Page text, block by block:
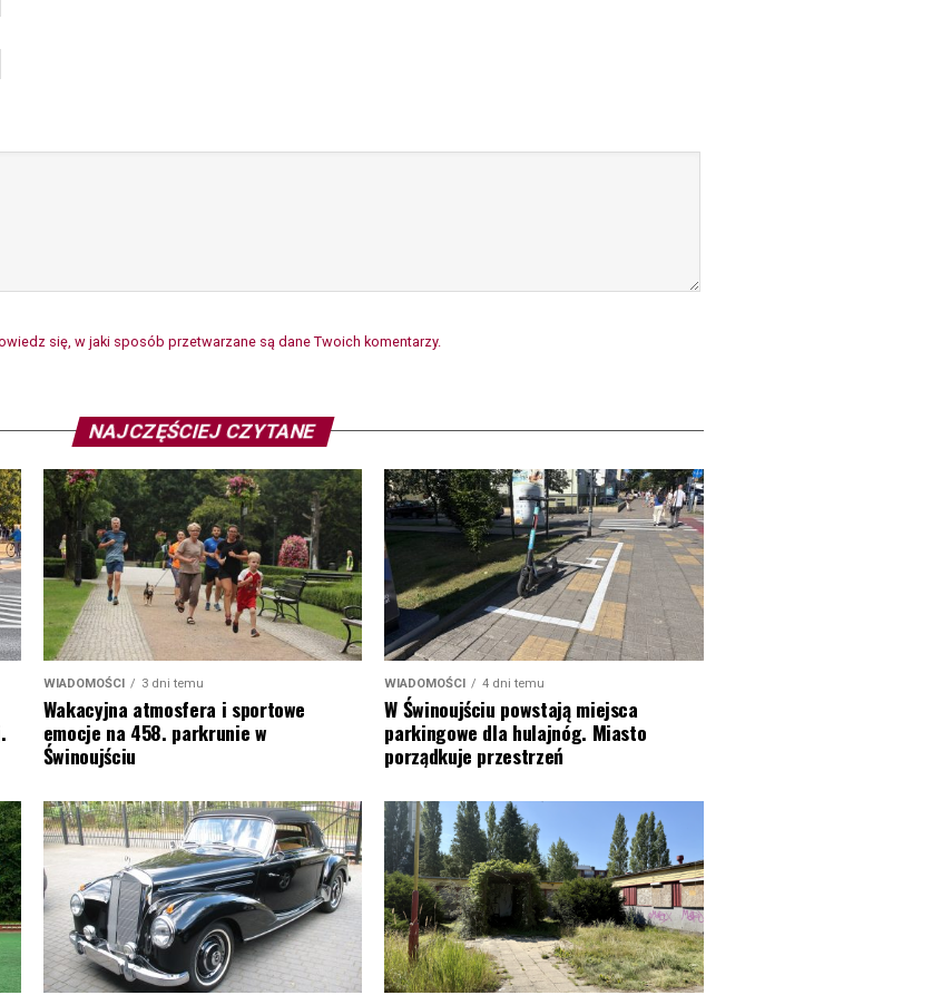
się, w jaki sposób przetwarzane są dane Twoich komentarzy.
NAJCZĘŚCIEJ CZYTANE
WIADOMOŚCI 3 dni temu
Wakacyjna atmosfera i sportowe
emocje na 458. parkrunie w
Świnoujściu
WIADOMOŚCI 4 dni temu
W Świnoujściu powstają miejsca
parkingowe dla hulajnóg. Miasto
porządkuje przestrzeń